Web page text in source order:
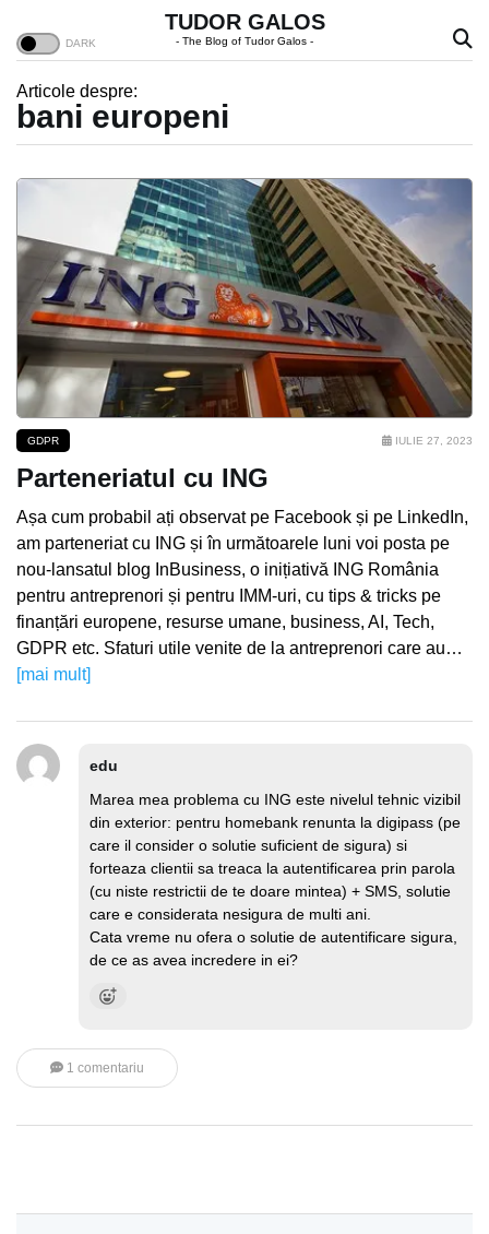
TUDOR GALOS
- The Blog of Tudor Galos -
Articole despre:
bani europeni
GDPR IULIE 27, 2023
Parteneriatul cu ING
Așa cum probabil ați observat pe Facebook și pe LinkedIn,
am parteneriat cu ING și în următoarele luni voi posta pe
nou-lansatul blog InBusiness, o inițiativă ING România
pentru antreprenori și pentru IMM-uri, cu tips & tricks pe
finanțări europene, resurse umane, business, AI, Tech,
GDPR etc. Sfaturi utile venite de la antreprenori care au…
[mai mult]
edu
Marea mea problema cu ING este nivelul tehnic vizibil
din exterior: pentru homebank renunta la digipass (pe
care il consider o solutie suficient de sigura) si
forteaza clientii sa treaca la autentificarea prin parola
(cu niste restrictii de te doare mintea) + SMS, solutie
care e considerata nesigura de multi ani.
Cata vreme nu ofera o solutie de autentificare sigura,
de ce as avea incredere in ei?
1 comentariu